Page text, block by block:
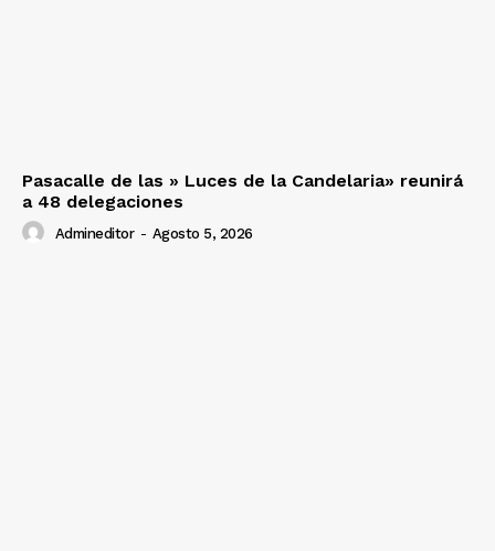
Pasacalle de las » Luces de la Candelaria» reunirá
a 48 delegaciones
Admineditor - Agosto 5, 2026